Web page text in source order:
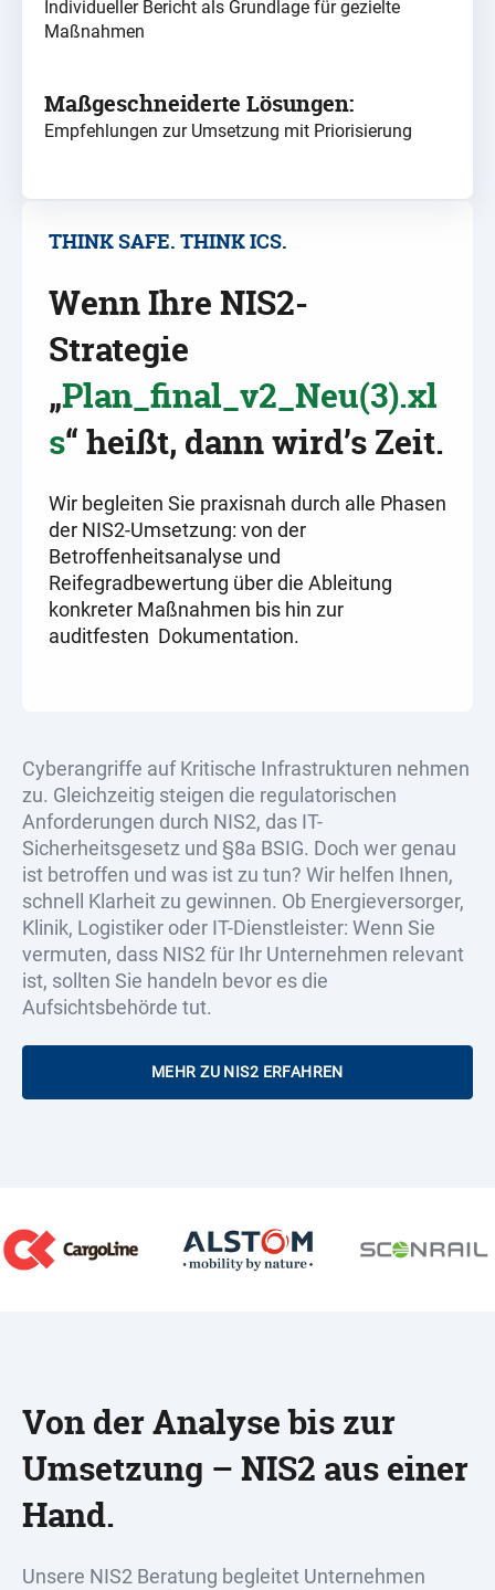
Individueller Bericht als Grundlage für gezielte
Maßnahmen
Maßgeschneiderte Lösungen:
Empfehlungen zur Umsetzung mit Priorisierung
THINK SAFE. THINK ICS.
Wenn Ihre NIS2-
Strategie
„Plan_final_v2_Neu(3).xl
s“ heißt, dann wird’s Zeit.
Wir begleiten Sie praxisnah durch alle Phasen
der NIS2-Umsetzung: von der
Betroffenheitsanalyse und
Reifegradbewertung über die Ableitung
konkreter Maßnahmen bis hin zur
auditfesten Dokumentation.
Cyberangriffe auf Kritische Infrastrukturen nehmen
zu. Gleichzeitig steigen die regulatorischen
Anforderungen durch NIS2, das IT-
Sicherheitsgesetz und §8a BSIG. Doch wer genau
ist betroffen und was ist zu tun? Wir helfen Ihnen,
schnell Klarheit zu gewinnen. Ob Energieversorger,
Klinik, Logistiker oder IT-Dienstleister: Wenn Sie
vermuten, dass NIS2 für Ihr Unternehmen relevant
ist, sollten Sie handeln bevor es die
Aufsichtsbehörde tut.
MEHR ZU NIS2 ERFAHREN
Von der Analyse bis zur
Umsetzung – NIS2 aus einer
Hand.
Unsere NIS2 Beratung begleitet Unternehmen